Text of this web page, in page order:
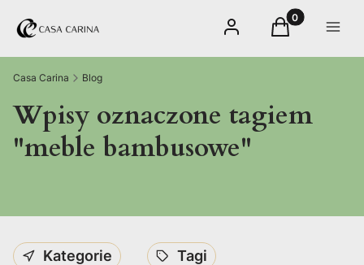
Zaloguj sięProdukty w
Koszyk Menu
Casa Carina Blog
Wpisy oznaczone tagiem
"meble bambusowe"
Kategorie Tagi